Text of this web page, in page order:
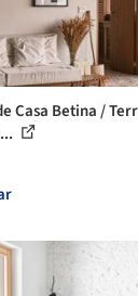
Casa Betina /